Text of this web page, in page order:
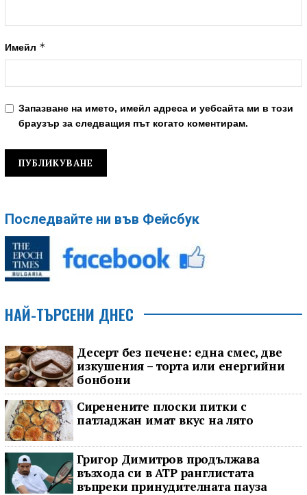
Имейл *
Запазване на името, имейл адреса и уебсайта ми в този
браузър за следващия път когато коментирам.
Последвайте ни във Фейсбук
НАЙ-ТЪРСЕНИ ДНЕС
Десерт без печене: една смес, две
изкушения – торта или енергийни
бонбони
Сиренените плоски питки с
патладжан имат вкус на лято
Григор Димитров продължава
възхода си в ATP ранглистата
въпреки принудителната пауза